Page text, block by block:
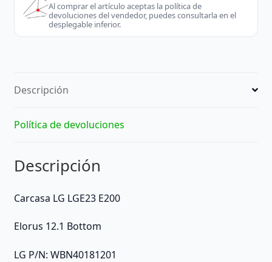
cantidad
Al comprar el artículo aceptas la política de
devoluciones del vendedor, puedes consultarla en el
desplegable inferior.
Descripción
Política de devoluciones
Descripción
Carcasa LG LGE23 E200
Elorus 12.1 Bottom
LG P/N: WBN40181201